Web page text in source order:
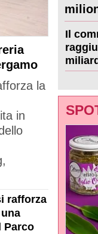
la
in
rafforza
Parco
Il